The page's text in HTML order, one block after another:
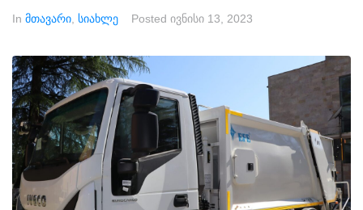
In მთავარი სიახლე Posted ივნისი 13, 2023